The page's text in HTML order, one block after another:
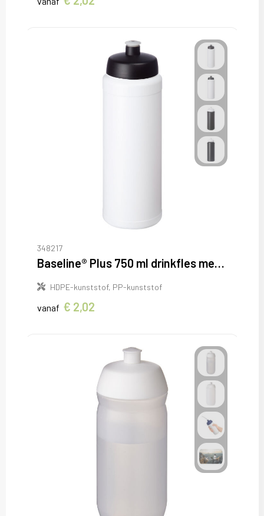
348217
Baseline® Plus 750 ml drinkfles met sportdeksel
HDPE-kunststof, PP-kunststof
vanaf € 2,02